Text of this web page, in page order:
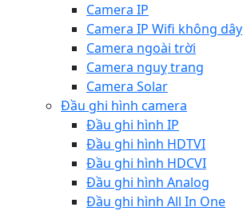
Camera IP
Camera IP Wifi không dây
Camera ngoài trời
Camera nguỵ trang
Camera Solar
Đầu ghi hình camera
Đầu ghi hình IP
Đầu ghi hình HDTVI
Đầu ghi hình HDCVI
Đầu ghi hình Analog
Đầu ghi hình All In One